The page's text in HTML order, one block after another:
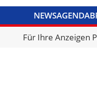
NEWSAGENDA
VIDEOSBIBLIOTHEK
Für Ihre Anzeigen